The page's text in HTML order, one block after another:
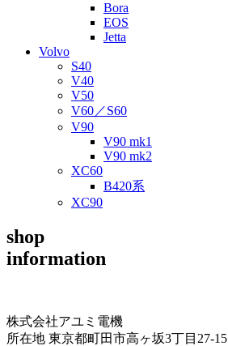
Bora
EOS
Jetta
Volvo
S40
V40
V50
V60／S60
V90
V90 mk1
V90 mk2
XC60
B420系
XC90
shop
information
株式会社アユミ電機
所在地 東京都町田市高ヶ坂3丁目27‐15